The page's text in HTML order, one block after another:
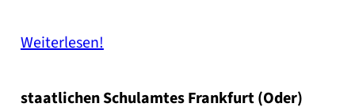
Wei­ter­le­sen!
staat­li­chen Schul­am­tes Frank­furt (Oder)